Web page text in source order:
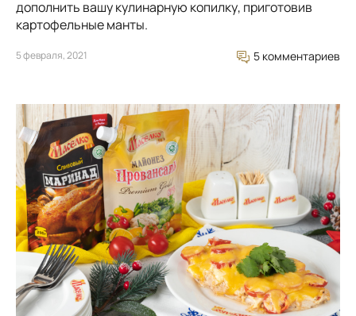
дополнить вашу кулинарную копилку, приготовив
картофельные манты.
5 февраля, 2021 5 комментариев